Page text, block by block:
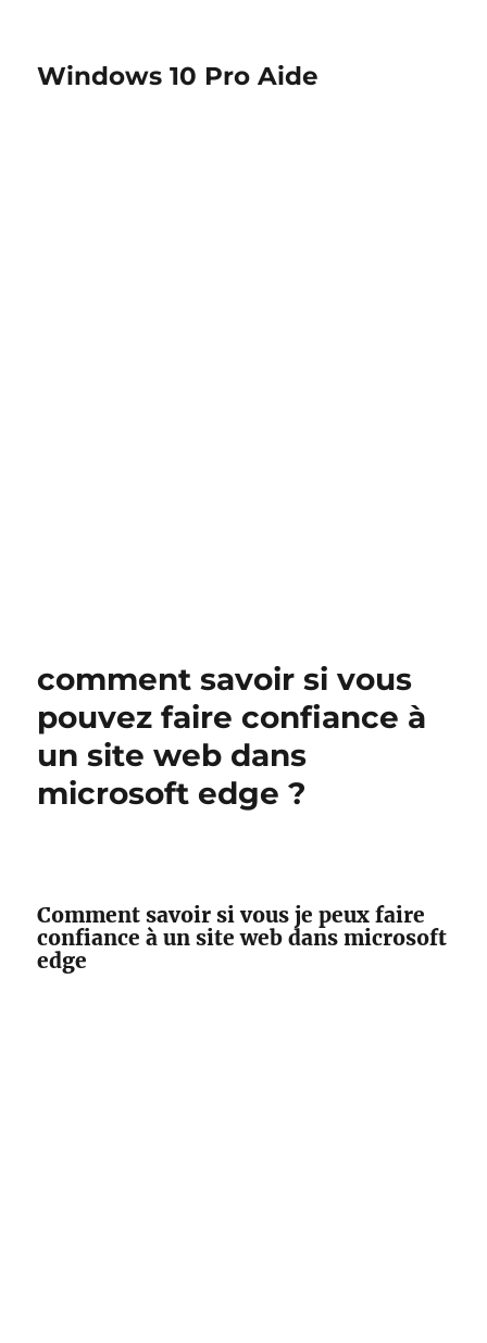
Windows 10 Pro Aide
comment savoir si vous
pouvez faire confiance à
un site web dans
microsoft edge ?
Comment savoir si vous je peux faire
confiance à un site web dans microsoft
edge